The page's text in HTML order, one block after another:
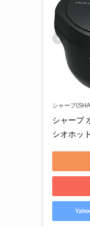
シャープ
シャープ
シオホッ